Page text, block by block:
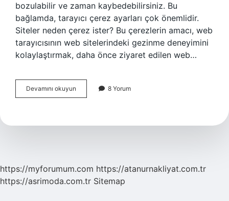
bozulabilir ve zaman kaybedebilirsiniz. Bu
bağlamda, tarayıcı çerez ayarları çok önemlidir.
Siteler neden çerez ister? Bu çerezlerin amacı, web
tarayıcısının web sitelerindeki gezinme deneyimini
kolaylaştırmak, daha önce ziyaret edilen web…
Devamını okuyun
Olayı
8 Yorum
https://myforumum.com https://atanurnakliyat.com.tr
https://asrimoda.com.tr Sitemap